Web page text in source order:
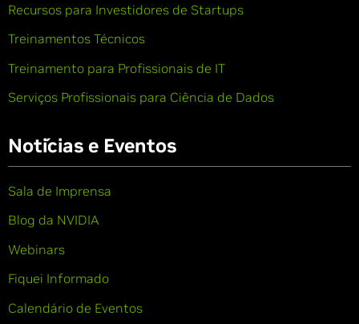
Recursos para Investidores de Startups
Treinamentos Técnicos
Treinamento para Profissionais de IT
Serviços Profissionais para Ciência de Dados
Notícias e Eventos
Sala de Imprensa
Blog da NVIDIA
Webinars
Fiquei Informado
Calendário de Eventos